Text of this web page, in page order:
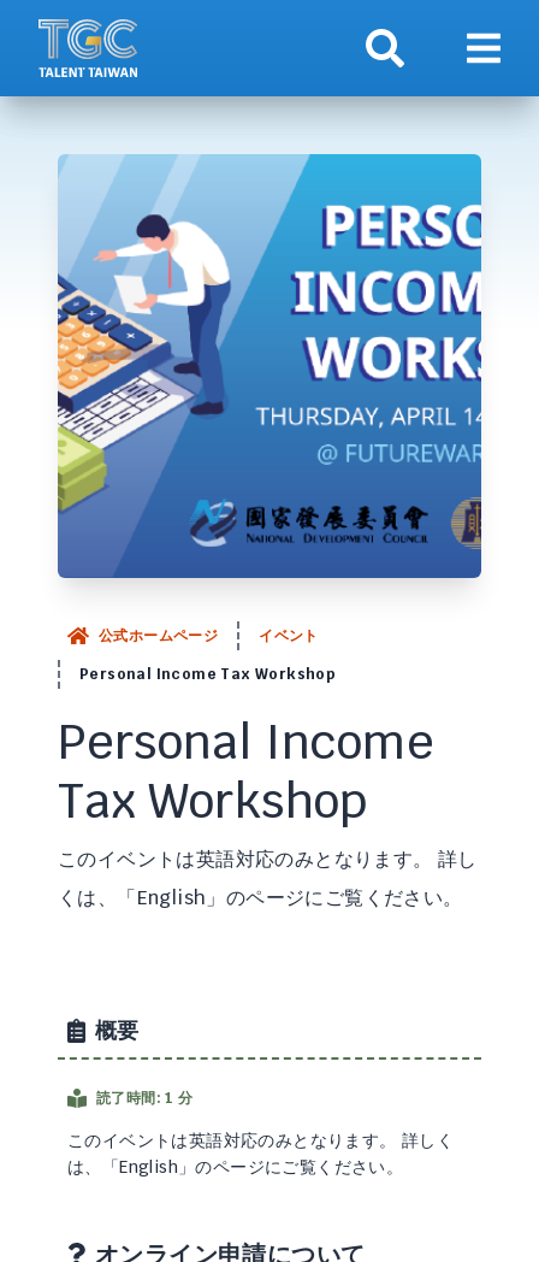
検索 ナビ
公式ホームページ
イベント
Personal Income Tax Workshop
Personal Income
Tax Workshop
このイベントは英語対応のみとなります。 詳し
くは、「English」のページにご覧ください。
概要
読了時間: 1 分
このイベントは英語対応のみとなります。 詳しく
は、「English」のページにご覧ください。
オンライン申請について